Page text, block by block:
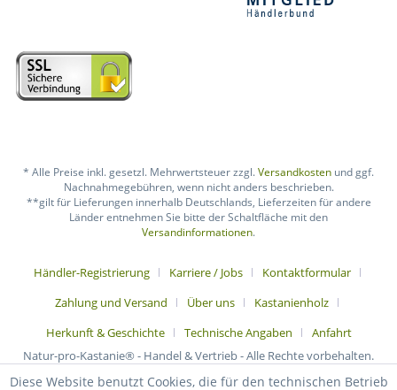
* Alle Preise inkl. gesetzl. Mehrwertsteuer zzgl.Versandkosten und ggf.
Nachnahmegebühren, wenn nicht anders beschrieben.
**gilt für Lieferungen innerhalb Deutschlands, Lieferzeiten für andere
Länder entnehmen Sie bitte der Schaltfläche mit den
Versandinformationen.
Händler-Registrierung Karriere / Jobs
Kontaktformular
Zahlung und Versand
Über uns
Kastanienholz
Herkunft & Geschichte
Technische Angaben
Anfahrt
Natur-pro-Kastanie® - Handel & Vertrieb - Alle Rechte vorbehalten.
Diese Website benutzt Cookies, die für den technischen Betrieb